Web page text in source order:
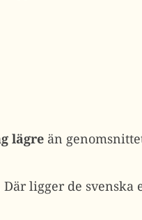
lägre än
Där ligger de svenska